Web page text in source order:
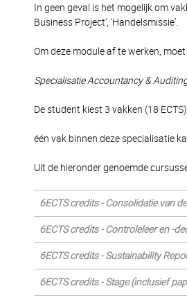
In geen geval is het mogelijk om
Business Project', 'Handelsmissie'.
Om deze module af te werken,
Specialisatie Accountancy &
De student kiest 3 vakken (18 ECTS).
één vak binnen deze specialisatie
Uit de hieronder genoemde
6ECTS credits - Consolidatie van
6ECTS credits - Controleleer en -
6ECTS credits - Sustainability
6ECTS credits - Stage (inclusief